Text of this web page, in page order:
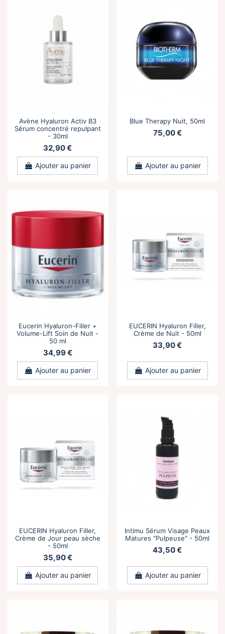
Avène Hyaluron Activ B3
Sérum concentré repulpant
- 30ml
32,90 €
Ajouter au panier
Blue Therapy Nuit, 50ml
75,00 €
Ajouter au panier
Eucerin Hyaluron-Filler +
Volume-Lift Soin de Nuit -
50 ml
34,99 €
Ajouter au panier
EUCERIN Hyaluron Filler,
Crème de Nuit - 50ml
33,90 €
Ajouter au panier
EUCERIN Hyaluron Filler,
Crème de Jour peau sèche
- 50ml
35,90 €
Ajouter au panier
Intimu Sérum Visage Peaux
Matures "Pulpeuse" - 50ml
43,50 €
Ajouter au panier